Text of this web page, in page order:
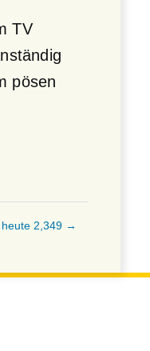
TV
pösen
heute 2,349 →